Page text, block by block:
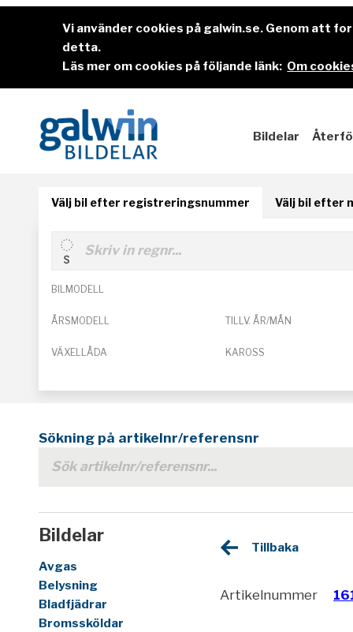
Vi använder cookies på galwin.se. Genom att
detta.
Läs mer om cookies på följande länk: Om
Bildelar
Välj bil efter registreringsnummer Välj bil efter
BILMODELL
ÅRSMODELL TILLV. ÅR/MÅN
VÄXELLÅDA KAROSS
Sökning på artikelnr/referensnr
Bildelar
Avgas
Belysning
Bladfjädrar
Bromssköldar
Tillbaka
Artikelnummer